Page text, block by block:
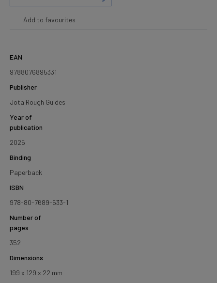
Add to favourites
EAN
9788076895331
Publisher
Jota Rough Guides
Year of
publication
2025
Binding
Paperback
ISBN
978-80-7689-533-1
Number of
pages
352
Dimensions
199 x 129 x 22 mm